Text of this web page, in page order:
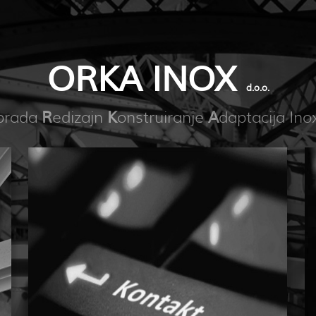
ORKA INOX d.o.o.
Redizajn KonstruiranjeAdaptacija